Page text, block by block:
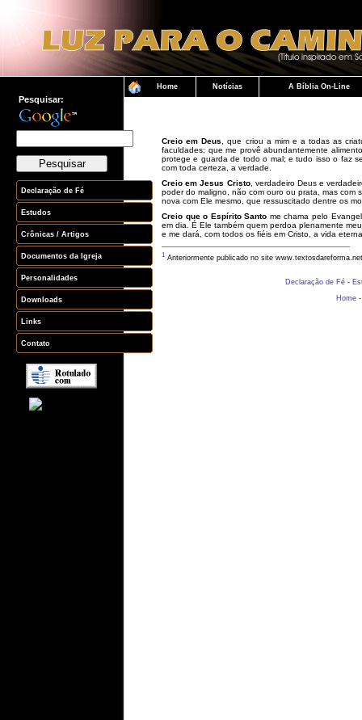
Pesquisar:
Creio em Deus
, que criou a mim e a todas as
faculdades; que me provê abundantemente
protege e guarda de todo o mal; e tudo isso o faz
com toda certeza, a verdade.
Creio em Jesus Cristo, verdadeiro Deus e
poder do maligno, não com ouro ou prata, mas com
nova com Ele mesmo, que ressuscitado dentre os
Creio que o Espírito Santo me chama pelo
em dia. É Ele também quem perdoa plenamente
e me dará, com todos os fiéis em Cristo, a vida
1 Anteriormente publicado no site
Declaração de Fé -
Home